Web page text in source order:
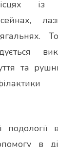
із
та
в